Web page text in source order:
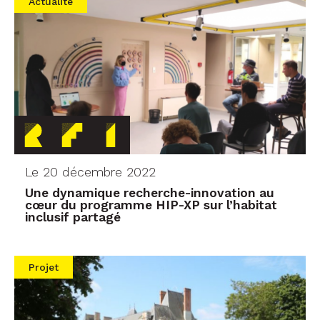
Le 20 décembre 2022
Une dynamique recherche-innovation au
cœur du programme HIP-XP sur l’habitat
inclusif partagé
Projet